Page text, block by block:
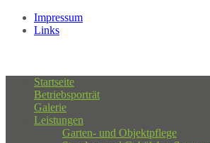
Impressum
Links
MenuStartseite
Betriebsporträt
Galerie
Leistungen
Garten- und Objektpflege